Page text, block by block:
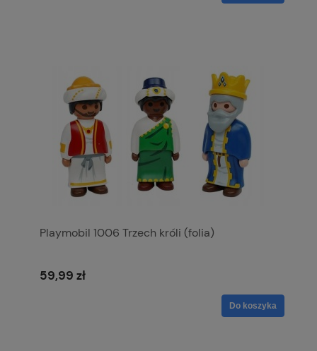
Playmobil 1006 Trzech króli (folia)
59,99 zł
Do koszyka